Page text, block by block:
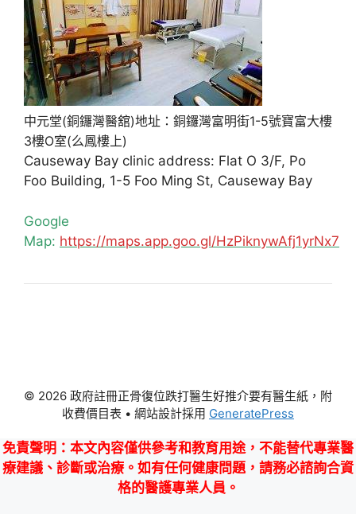
中元堂(銅鑼灣醫舘)地址：銅鑼灣富明街1-5號寶富大樓
3樓O室(么鳳樓上)
Causeway Bay clinic address: Flat O 3/F, Po
Foo Building, 1-5 Foo Ming St, Causeway Bay
Google
Map: https://maps.app.goo.gl/HzPiknywAfj1yrNx7
© 2026 政府註冊正骨復位跌打醫生好推介要有醫生紙，附
收費價目表 • 網站設計採用 GeneratePress
免責聲明 ：本文內容僅供參考和教育用途，不能替代專業醫
療建議、診斷或治療。如有任何健康問題，請務必諮詢合資
格的醫護專業人員。